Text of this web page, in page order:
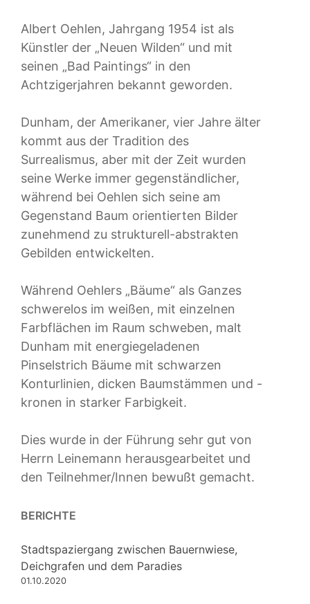
Albert Oehlen, Jahrgang 1954 ist als
Künstler der „Neuen Wilden“ und mit
seinen „Bad Paintings“ in den
Achtzigerjahren bekannt geworden.
Dunham, der Amerikaner, vier Jahre älter
kommt aus der Tradition des
Surrealismus, aber mit der Zeit wurden
seine Werke immer gegenständlicher,
während bei Oehlen sich seine am
Gegenstand Baum orientierten Bilder
zunehmend zu strukturell-abstrakten
Gebilden entwickelten.
Während Oehlers „Bäume“ als Ganzes
schwerelos im weißen, mit einzelnen
Farbflächen im Raum schweben, malt
Dunham mit energiegeladenen
Pinselstrich Bäume mit schwarzen
Konturlinien, dicken Baumstämmen und -
kronen in starker Farbigkeit.
Dies wurde in der Führung sehr gut von
Herrn Leinemann herausgearbeitet und
den Teilnehmer/Innen bewußt gemacht.
BERICHTE
Stadtspaziergang zwischen Bauernwiese,
Deichgrafen und dem Paradies
01.10.2020